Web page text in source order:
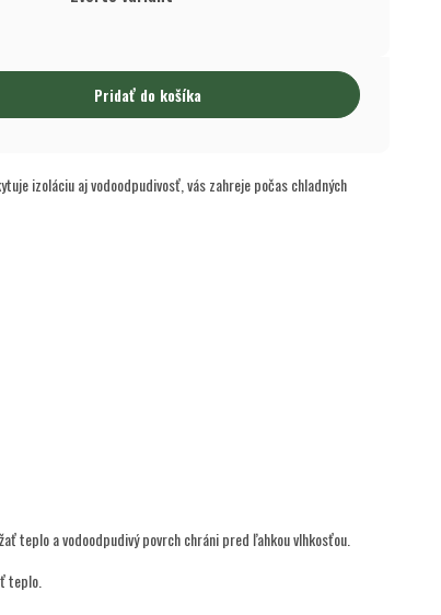
Pridať do košíka
izoláciu aj vodoodpudivosť, vás zahreje počas chladných
teplo a vodoodpudivý povrch chráni pred ľahkou vlhkosťou.
teplo.